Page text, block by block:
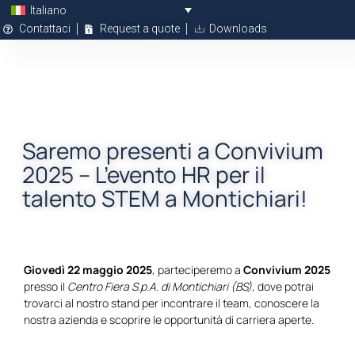
Italiano
Contattaci
Request a quote Downloads
Saremo presenti a Convivium
2025 – L’evento HR per il
talento STEM a Montichiari!
Giovedì 22 maggio 2025, parteciperemo a Convivium 2025
presso il Centro Fiera S.p.A. di Montichiari (BS), dove potrai
trovarci al nostro stand per incontrare il team, conoscere la
nostra azienda e scoprire le opportunità di carriera aperte.